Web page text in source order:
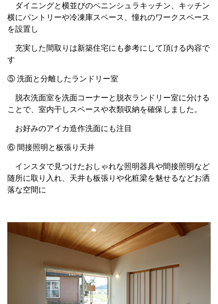
ダイニングと横並びのペニンシュラキッチン、キッチン
横にパントリーや冷凍庫スペース、憧れのワークスペース
を設置し
充実した間取りは新築住宅にも参考にして頂ける内容で
す
⑤ 洗面と分離したランドリー室
脱衣洗面室を洗面コーナーと脱衣ランドリー室に分ける
ことで、室内干しスペースや衣類収納を確保しました。
お好みのアイカ造作洗面にも注目
⑥ 間接照明と板張り天井
インスタで見つけたおしゃれな照明器具や間接照明など
随所に取り入れ、天井も板張りや化粧梁を魅せるなどお洒
落な空間に